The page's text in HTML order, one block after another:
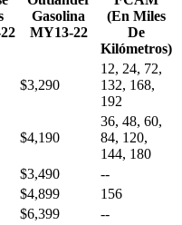
Gasolina
MY13-22
(En Miles
De
Kilómetros)
$3,290
12, 24, 72,
132, 168,
192
$4,190
36, 48, 60,
84, 120,
144, 180
$3,490
--
$4,899
156
$6,399
--